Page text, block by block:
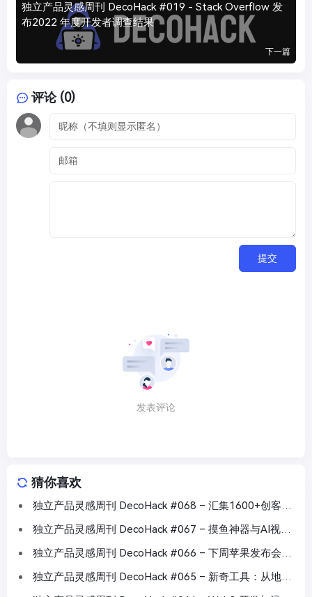
独立产品灵感周刊 DecoHack #019 - Stack Overflow 发
布2022 年度开发者调查结果
下一篇
评论 (0)
提交
发表评论
猜你喜欢
独立产品灵感周刊 DecoHack #068 – 汇集1600+创客工
具
独立产品灵感周刊 DecoHack #067 – 摸鱼神器与AI视频
创作工具
独立产品灵感周刊 DecoHack #066 – 下周苹果发布会要
来了
独立产品灵感周刊 DecoHack #065 – 新奇工具：从地形
可视化到网红营销